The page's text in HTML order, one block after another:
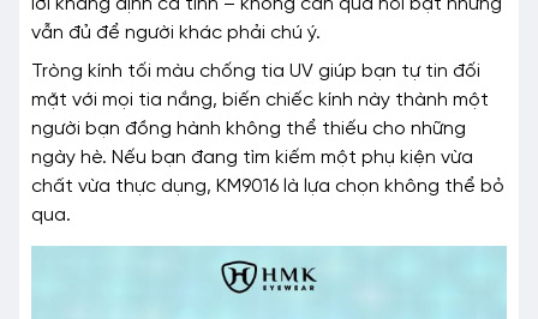
vẫn đủ để người khác phải chú ý.
Tròng kính tối màu chống tia UV giúp bạn tự tin đối
mặt với mọi tia nắng, biến chiếc kính này thành một
người bạn đồng hành không thể thiếu cho những
ngày hè. Nếu bạn đang tìm kiếm một phụ kiện vừa
chất vừa thực dụng, KM9016 là lựa chọn không thể bỏ
qua.